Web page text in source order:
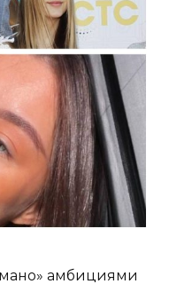
амбициями